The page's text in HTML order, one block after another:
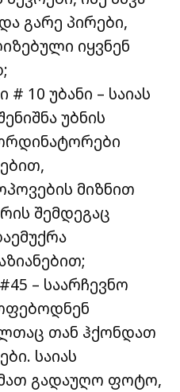
გარე პირები,
იყვნენ
10 უბანი – საიას
უბნის
მიზნით
შემდეგაც
– საარჩევნო
თან ჰქონდათ
საიას
გადაუღო ფოტო,